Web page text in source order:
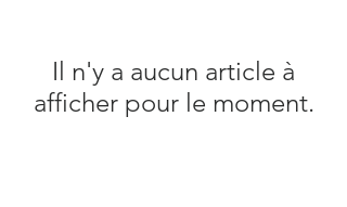
Il n'y a aucun article à
afficher pour le moment.